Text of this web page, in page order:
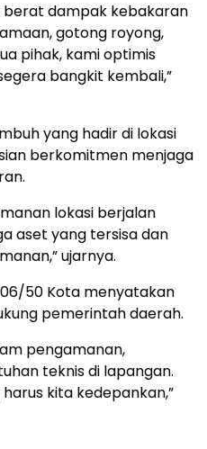
dampak kebakaran
gotong royong,
pihak, kami optimis
bangkit kembali,”
yang hadir di lokasi
berkomitmen menjaga
lokasi berjalan
aset yang tersisa dan
ujarnya.
50 Kota menyatakan
pemerintah daerah.
pengamanan,
teknis di lapangan.
kita kedepankan,”